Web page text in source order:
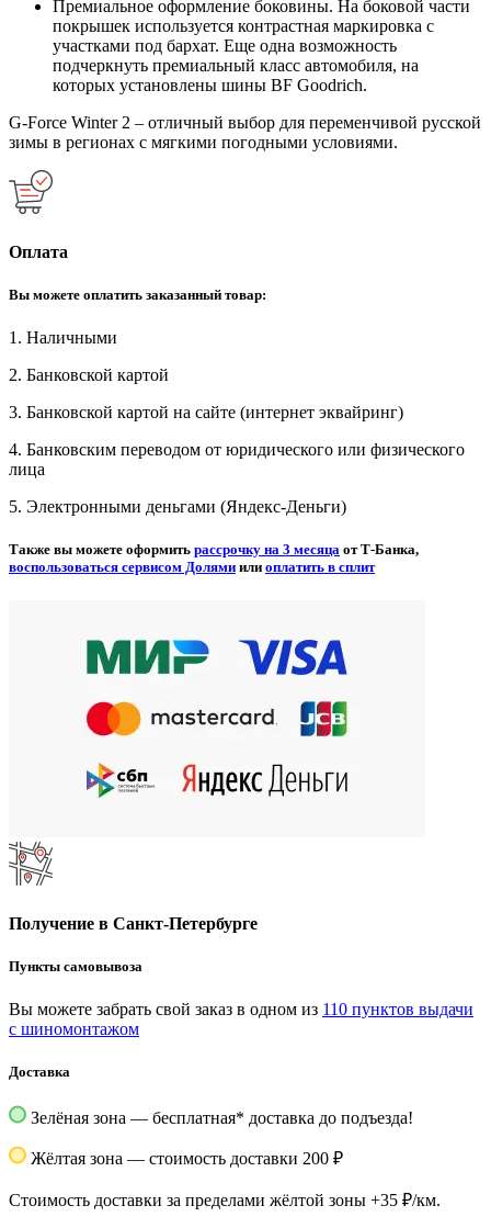
Премиальное оформление боковины. На боковой части
покрышек используется контрастная маркировка с
участками под бархат. Еще одна возможность
подчеркнуть премиальный класс автомобиля, на
которых установлены шины BF Goodrich.
G-Force Winter 2 – отличный выбор для переменчивой русской
зимы в регионах с мягкими погодными условиями.
Оплата
Вы можете оплатить заказанный товар:
1. Наличными
2. Банковской картой
3. Банковской картой на сайте (интернет эквайринг)
4. Банковским переводом от юридического или физического
лица
5. Электронными деньгами (Яндекс-Деньги)
Также вы можете оформить рассрочку на 3 месяца от Т-Банка,
воспользоваться сервисом Долями или оплатить в сплит
Получение в Санкт-Петербурге
Пункты самовывоза
Вы можете забрать свой заказ в одном из 110 пунктов выдачи
с шиномонтажом
Доставка
Зелёная зона — бесплатная* доставка до подъезда!
Жёлтая зона — стоимость доставки 200 ₽
Стоимость доставки за пределами жёлтой зоны +35 ₽/км.